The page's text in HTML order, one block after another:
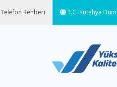
Telefon Rehberi T.C. Kütahya